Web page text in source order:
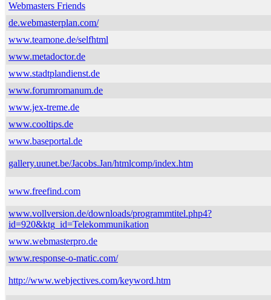
Webmasters Friends
de.webmasterplan.com/
www.teamone.de/selfhtml
www.metadoctor.de
www.stadtplandienst.de
www.forumromanum.de
www.jex-treme.de
www.cooltips.de
www.baseportal.de
gallery.uunet.be/Jacobs.Jan/htmlcomp/index.htm
www.freefind.com
www.vollversion.de/downloads/programmtitel.php4?
id=920&ktg_id=Telekommunikation
www.webmasterpro.de
www.response-o-matic.com/
http://www.webjectives.com/keyword.htm